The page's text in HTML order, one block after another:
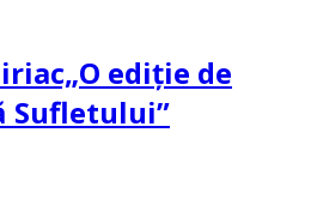
ediție de
Sufletului”